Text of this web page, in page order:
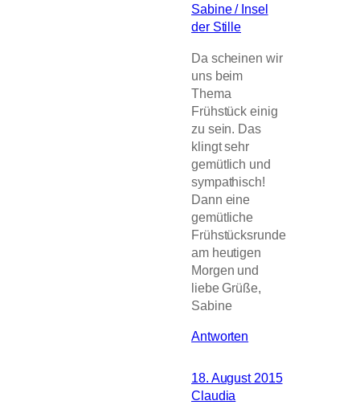
Sabine / Insel
der Stille
Da scheinen wir
uns beim
Thema
Frühstück einig
zu sein. Das
klingt sehr
gemütlich und
sympathisch!
Dann eine
gemütliche
Frühstücksrunde
am heutigen
Morgen und
liebe Grüße,
Sabine
Antworten
18. August 2015
Claudia